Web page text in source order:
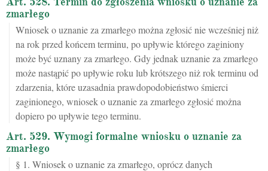
zmarłego
Wniosek o uznanie za zmarłego można zgłosić nie wcześniej niż
na rok przed końcem terminu, po upływie którego zaginiony
może być uznany za zmarłego. Gdy jednak uznanie za zmarłego
może nastąpić po upływie roku lub krótszego niż rok terminu od
zdarzenia, które uzasadnia prawdopodobieństwo śmierci
zaginionego, wniosek o uznanie za zmarłego zgłosić można
dopiero po upływie tego terminu.
Art. 529. Wymogi formalne wniosku o uznanie za
zmarłego
§ 1. Wniosek o uznanie za zmarłego, oprócz danych